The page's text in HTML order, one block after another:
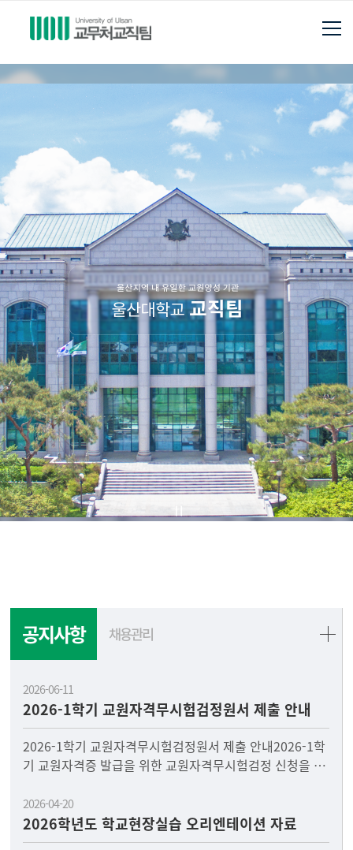
공지사항 채용관리
2026-06-11
2026-1학기 교원자격무시험검정원서 제출 안내
2026-1학기 교원자격무시험검정원서 제출 안내2026-1학
기 교원자격증 발급을 위한 교원자격무시험검정 신청을 다
2026-04-20
2026학년도 학교현장실습 오리엔테이션 자료